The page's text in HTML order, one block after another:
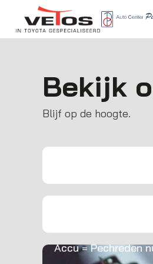
Bekijk
Blijf op de hoogte.
Leerling monteur
Behoud uw
Accu = Pechreden